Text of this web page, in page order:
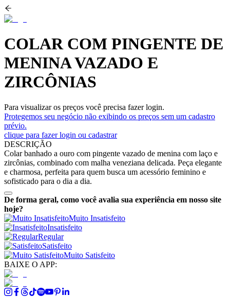
COLAR COM PINGENTE DE
MENINA VAZADO E
ZIRCÔNIAS
Para visualizar os preços você precisa fazer login.
Protegemos seu negócio não exibindo os preços sem um cadastro
prévio.
clique para fazer login ou cadastrar
DESCRIÇÃO
Colar banhado a ouro com pingente vazado de menina com laço e
zircônias, combinado com malha veneziana delicada. Peça elegante
e charmosa, perfeita para quem busca um acessório feminino e
sofisticado para o dia a dia.
De forma geral, como você avalia sua experiência em nosso site
hoje?
Muito Insatisfeito
Insatisfeito
Regular
Satisfeito
Muito Satisfeito
BAIXE O APP: